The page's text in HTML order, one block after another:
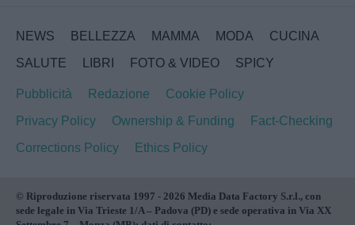
NEWS BELLEZZA MAMMA MODA
CUCINA
SALUTE
LIBRI FOTO & VIDEO SPICY
Pubblicità Redazione
Cookie Policy
Privacy Policy
Ownership & Funding
Fact-Checking
Corrections Policy
Ethics Policy
© Riproduzione riservata 1997 - 2026 Media Data Factory S.r.l., con
sede legale in Via Trieste 1/A – Padova (PD) e sede operativa in Via XX